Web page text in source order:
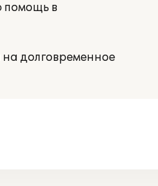
помощь в
долговременное